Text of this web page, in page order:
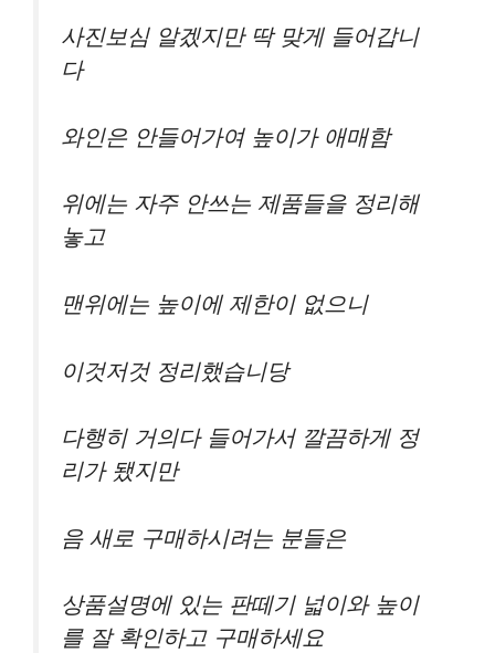
사진보심 알겠지만 딱 맞게 들어갑니
다
와인은 안들어가여 높이가 애매함
위에는 자주 안쓰는 제품들을 정리해
놓고
맨위에는 높이에 제한이 없으니
이것저것 정리했습니당
다행히 거의다 들어가서 깔끔하게 정
리가 됐지만
음 새로 구매하시려는 분들은
상품설명에 있는 판떼기 넓이와 높이
를 잘 확인하고 구매하세요